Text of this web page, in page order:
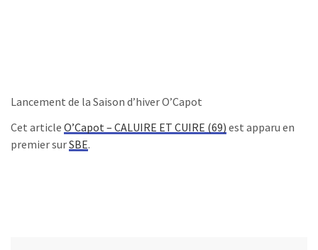
Lancement de la Saison d’hiver O’Capot
Cet article O’Capot – CALUIRE ET CUIRE (69) est apparu en
premier surSBE.